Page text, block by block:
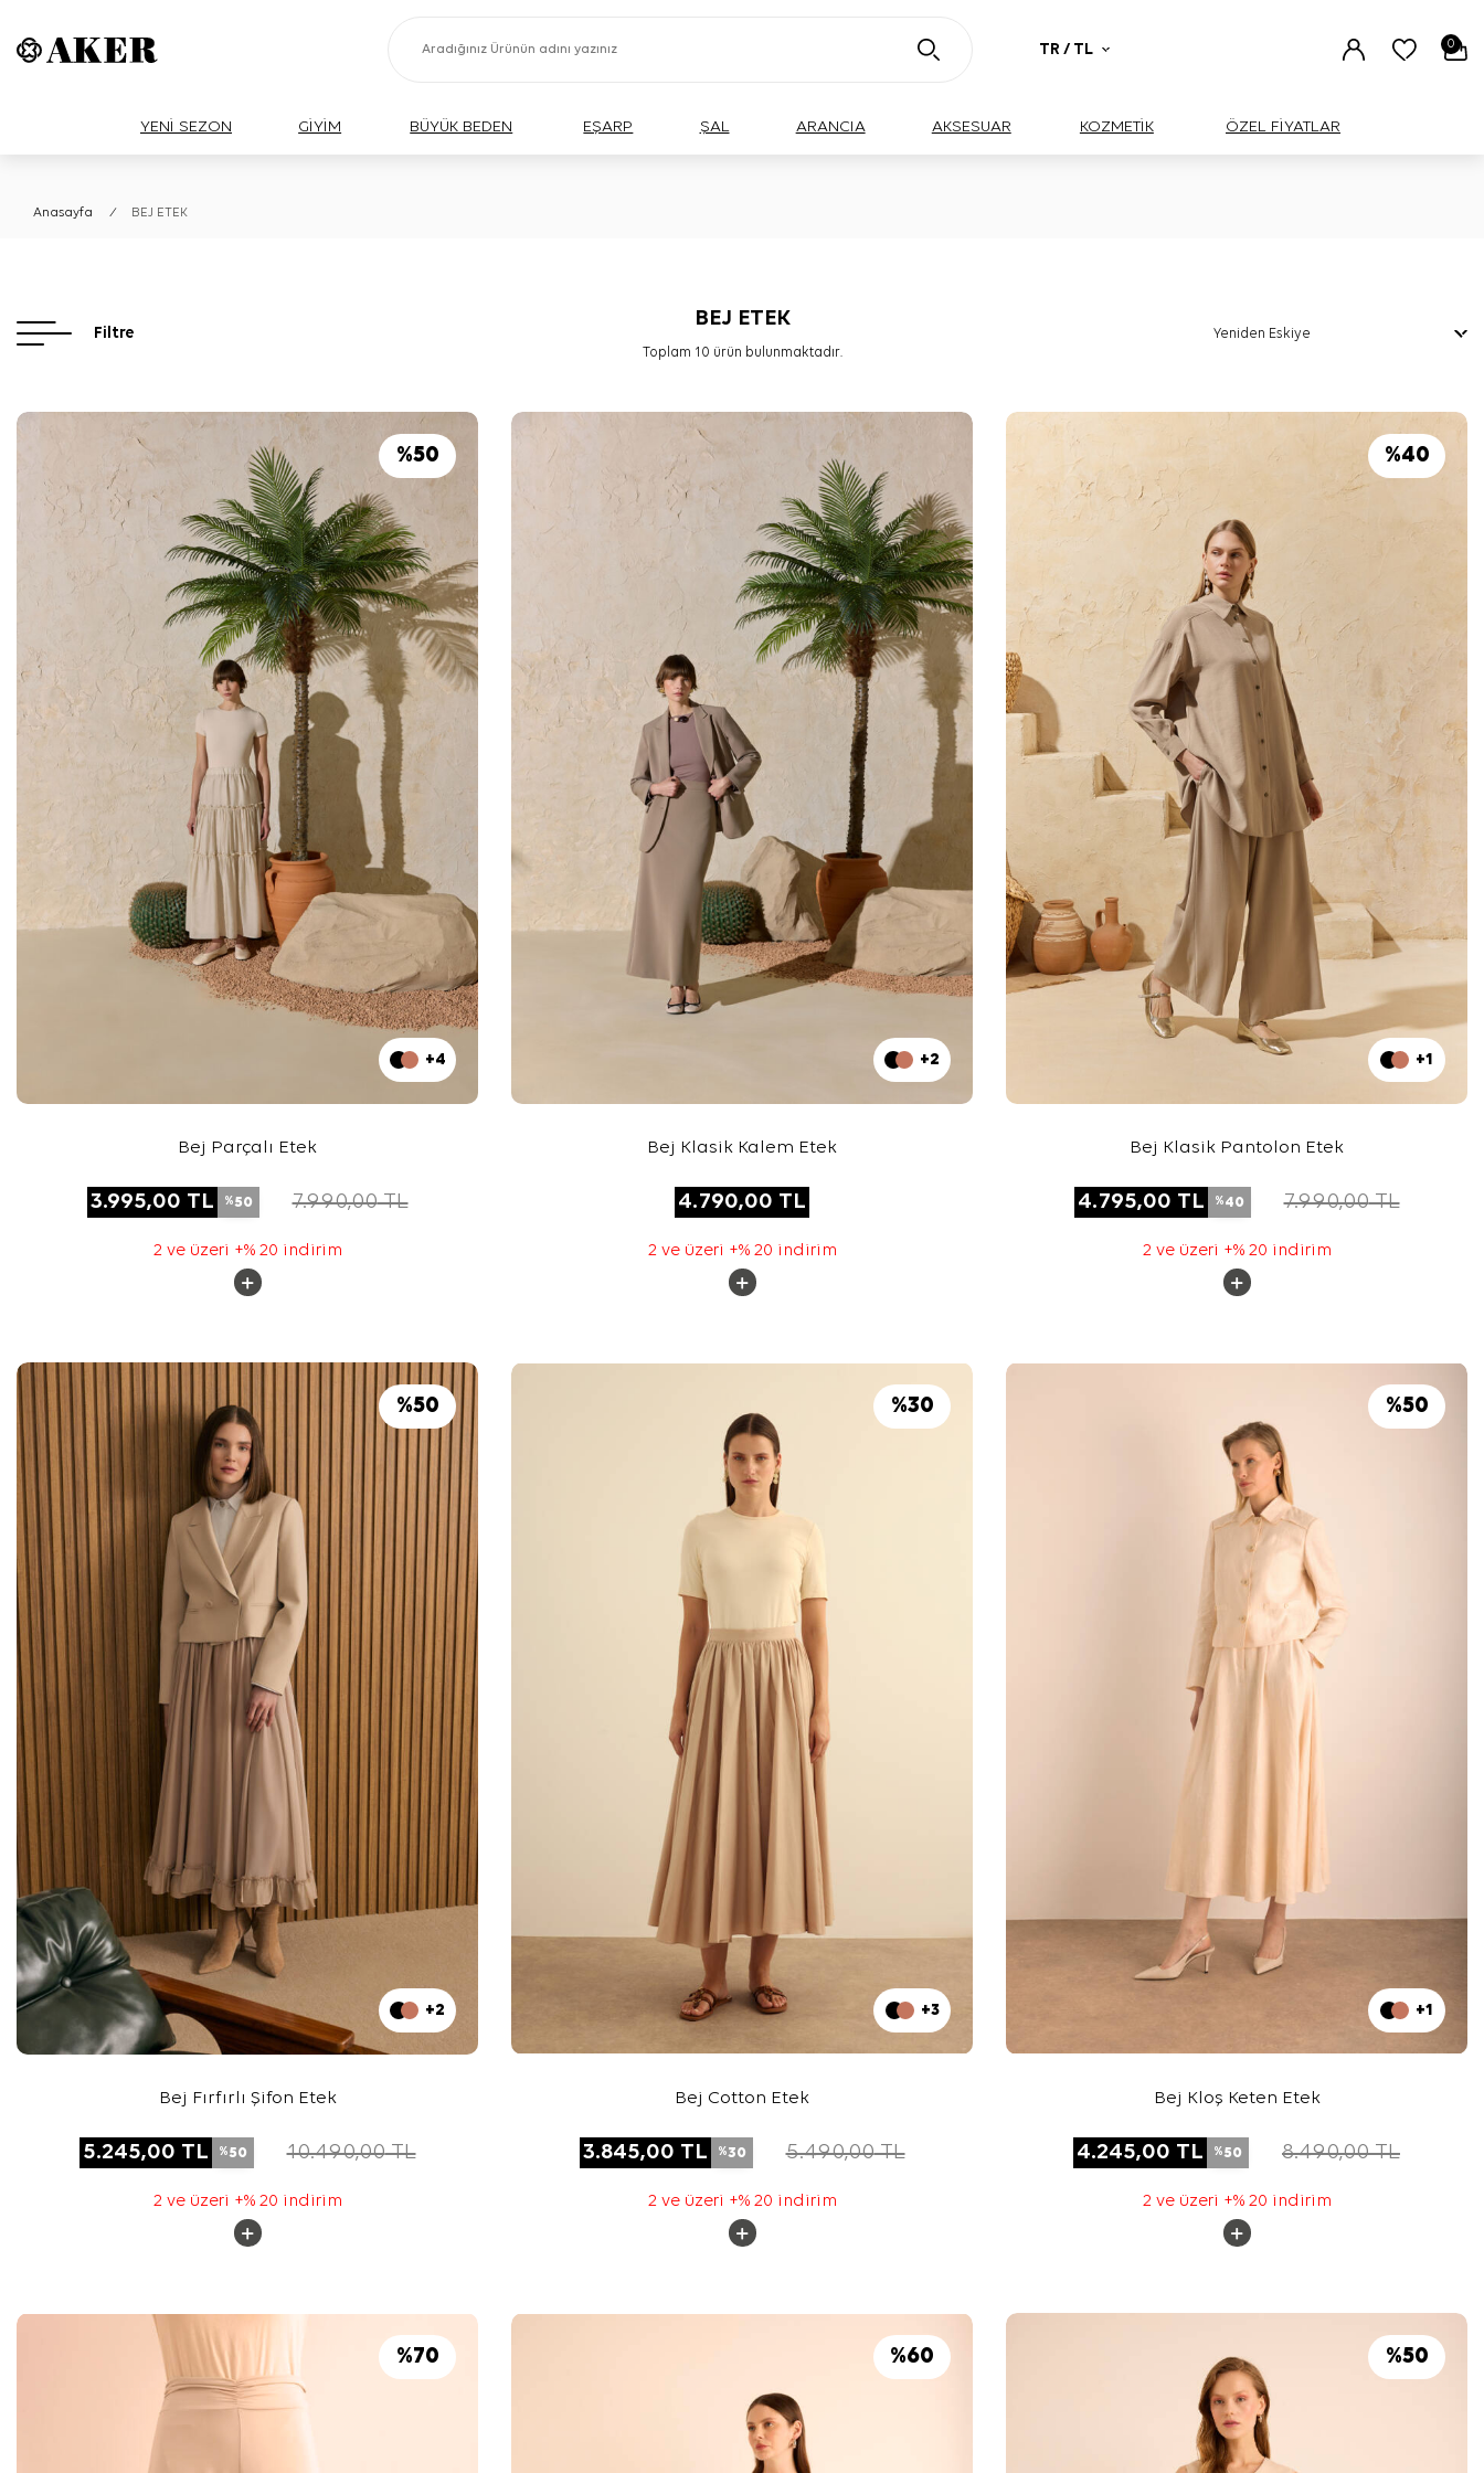
TR / TL 0
YENİ SEZON GİYİM BÜYÜK BEDEN EŞARP ŞAL ARANCIA AKSESUAR KOZMETİK ÖZEL FİYATLAR
Anasayfa / BEJ ETEK
Filtre
BEJ ETEK
Toplam 10 ürün bulunmaktadır.
%50
+4
Bej Parçalı Etek
3.995,00 TL %50 7.990,00TL
2 ve üzeri +% 20 indirim
+2
Bej Klasik Kalem Etek
4.790,00 TL
2 ve üzeri +% 20 indirim
%40
+1
Bej Klasik Pantolon Etek
4.795,00 TL %40 7.990,00TL
2 ve üzeri +% 20 indirim
%50
+2
Bej Fırfırlı Şifon Etek
5.245,00 TL %50 10.490,00TL
2 ve üzeri +% 20 indirim
%30
+3
Bej Cotton Etek
3.845,00 TL %30 5.490,00TL
2 ve üzeri +% 20 indirim
%50
+1
Bej Kloş Keten Etek
4.245,00 TL %50 8.490,00TL
2 ve üzeri +% 20 indirim
%70 %60 %50